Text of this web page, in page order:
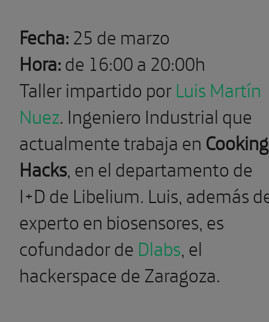
Fecha:25 de marzo
Hora:de 16:00 a 20:00h
Taller impartido porLuis Martín
Nuez. Ingeniero Industrial que
actualmente trabaja en Cooking
Hacks, en el departamento de
I+D de Libelium. Luis, además
experto en biosensores, es
cofundador de Dlabs, el
hackerspace de Zaragoza.